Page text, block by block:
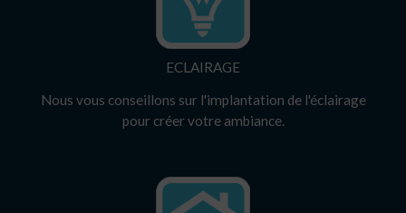
ECLAIRAGE
Nous vous conseillons sur l'implantation de l'éclairage
pour créer votre ambiance.